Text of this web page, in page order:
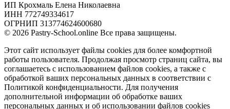
ИП Крохмаль Елена Николаевна
ИНН 772749334617
ОГРНИП 313774624600680
© 2026 Pastry-School.online Все права защищены.
Этот сайт использует файлы cookies для более комфортной
работы пользователя. Продолжая просмотр страниц сайта, вы
соглашаетесь с использованием файлов cookies, а также с
обработкой ваших персональных данных в соответствии с
Политикой конфиденциальности. Для получения
дополнительной информации об обработке ваших
персональных данных и об использовании файлов cookies